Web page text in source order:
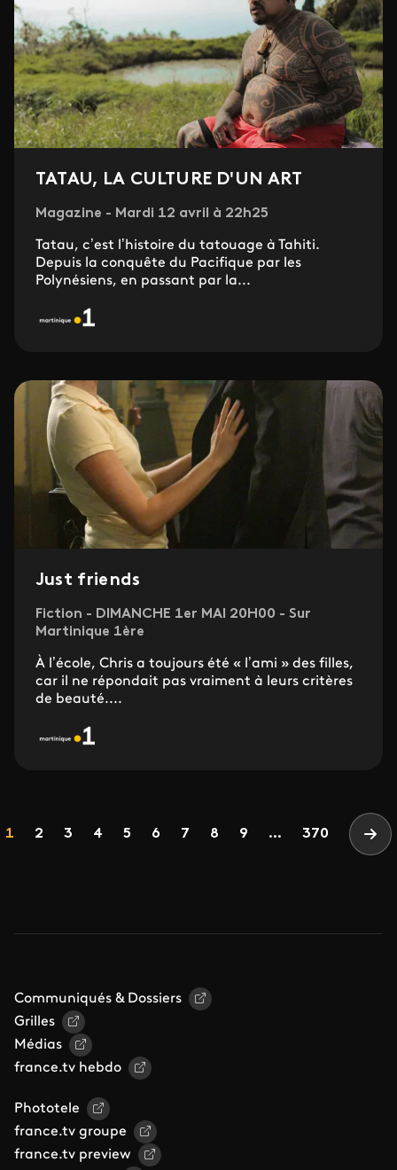
TATAU, LA CULTURE D'UN ART
Magazine - Mardi 12 avril à 22h25
Tatau, c’est l’histoire du tatouage à Tahiti.
Depuis la conquête du Pacifique par les
Polynésiens, en passant par la...
Just friends
Fiction - DIMANCHE 1er MAI 20H00 - Sur
Martinique 1ère
À l’école, Chris a toujours été « l’ami » des filles,
car il ne répondait pas vraiment à leurs critères
de beauté....
Page
1 Page
2 Page
3 Page
4 Page
5 Page
6 Page
7 Page
8 Page
9 ... 370
Communiqués & Dossiers
Grilles
Médias
france.tv hebdo
Phototele
france.tv groupe
france.tv preview